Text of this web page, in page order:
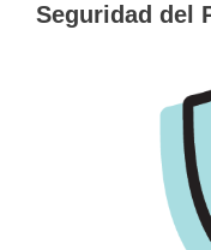
Seguridad del